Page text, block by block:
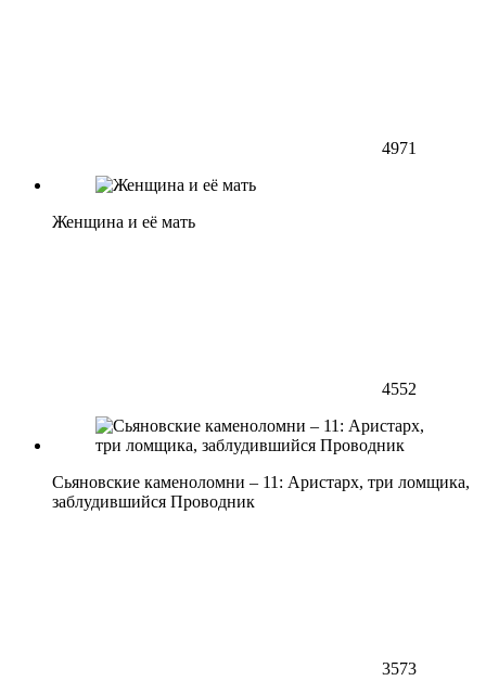
4971
Женщина и её мать
4552
Сьяновские каменоломни – 11: Аристарх, три ломщика,
заблудившийся Проводник
3573